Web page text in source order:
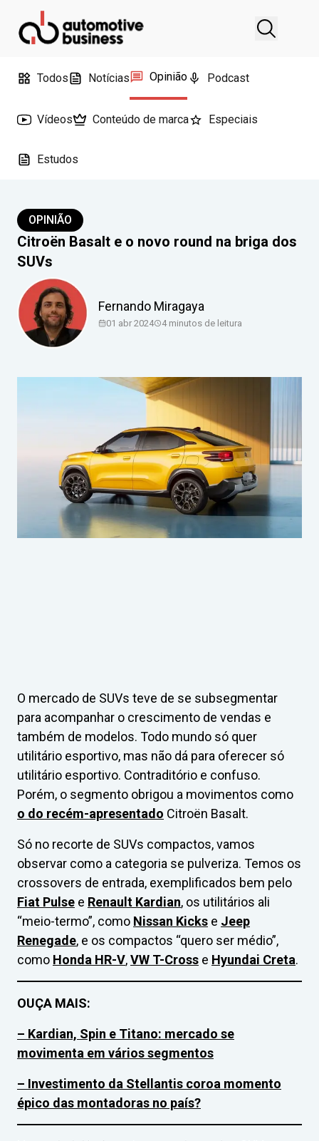
Todos Notícias Opinião Podcast
Vídeos Conteúdo de marca Especiais
Estudos
OPINIÃO
Citroën Basalt e o novo round na briga dos
SUVs
Fernando Miragaya
01 abr 2024 4 minutos de leitura
O mercado de SUVs teve de se subsegmentar
para acompanhar o crescimento de vendas e
também de modelos. Todo mundo só quer
utilitário esportivo, mas não dá para oferecer só
utilitário esportivo. Contraditório e confuso.
Porém, o segmento obrigou a movimentos como
o do recém-apresentado Citroën Basalt.
Só no recorte de SUVs compactos, vamos
observar como a categoria se pulveriza. Temos os
crossovers de entrada, exemplificados bem pelo
Fiat Pulse e Renault Kardian, os utilitários ali
“meio-termo”, como Nissan Kicks e Jeep
Renegade, e os compactos “quero ser médio”,
como Honda HR-V,VW T-Cross e Hyundai Creta.
OUÇA MAIS:
– Kardian, Spin e Titano: mercado se
movimenta em vários segmentos
– Investimento da Stellantis coroa momento
épico das montadoras no país?